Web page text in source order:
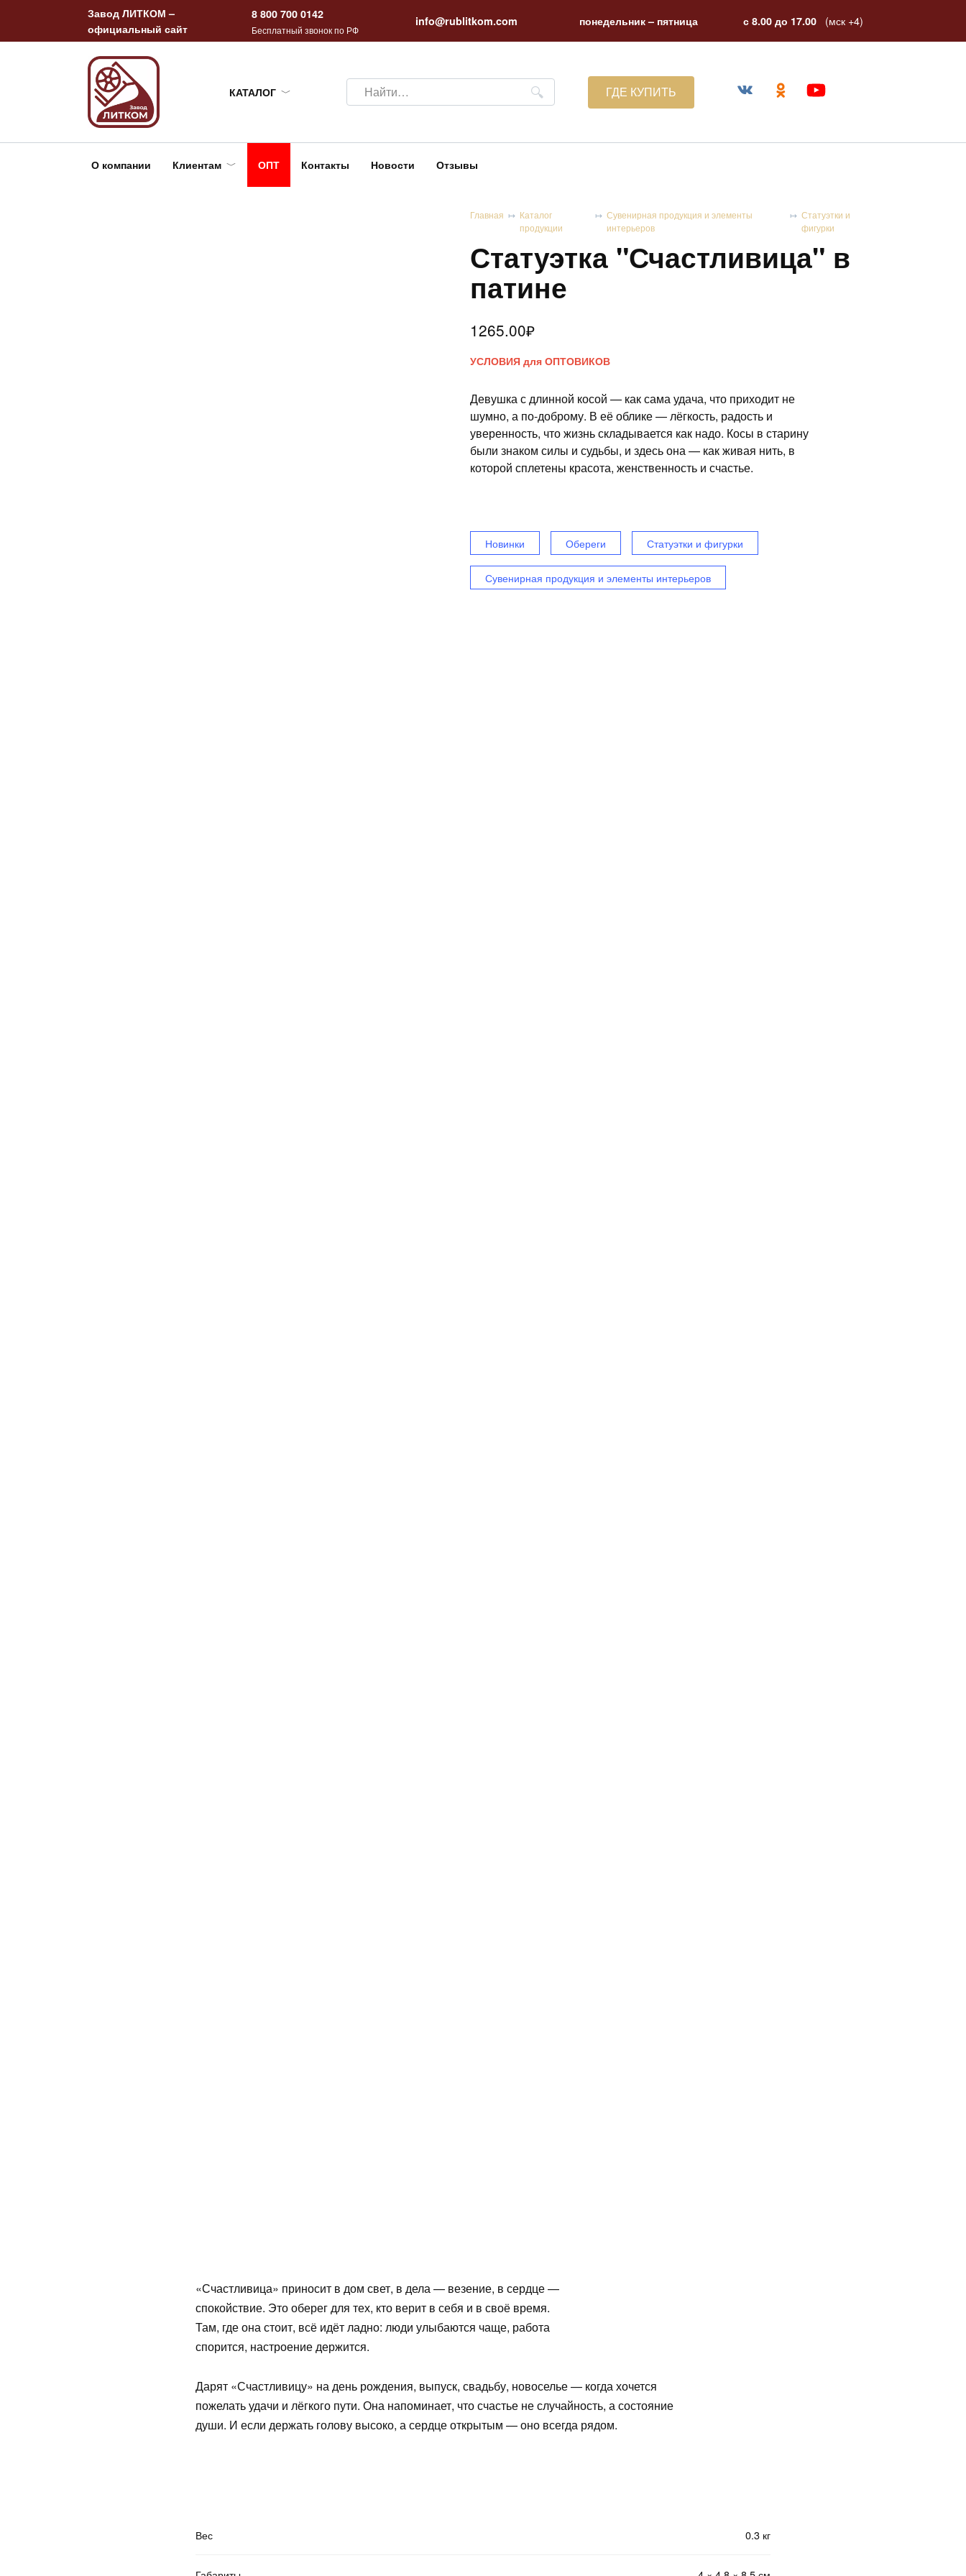
содержанию
Завод ЛИТКОМ –
официальный сайт
8 800 700 0142
Бесплатный звонок по РФ
info@rublitkom.com понедельник – пятница с 8.00 до 17.00 (мск +4)
КАТАЛОГ
Search
for:
ГДЕ КУПИТЬ
О компании Клиентам ОПТ Контакты Новости Отзывы
Главная
Каталог
продукции
Сувенирная продукция и элементы
интерьеров
Статуэтки и
фигурки
Статуэтка "Счастливица" в
патине
1265.00₽
УСЛОВИЯ для ОПТОВИКОВ
Девушка с длинной косой — как сама удача, что приходит не
шумно, а по-доброму. В её облике — лёгкость, радость и
уверенность, что жизнь складывается как надо. Косы в старину
были знаком силы и судьбы, и здесь она — как живая нить, в
которой сплетены красота, женственность и счастье.
Новинки Обереги Статуэтки и фигурки
Сувенирная продукция и элементы интерьеров
«Счастливица» приносит в дом свет, в дела — везение, в сердце —
спокойствие. Это оберег для тех, кто верит в себя и в своё время.
Там, где она стоит, всё идёт ладно: люди улыбаются чаще, работа
спорится, настроение держится.
Дарят «Счастливицу» на день рождения, выпуск, свадьбу, новоселье — когда хочется
пожелать удачи и лёгкого пути. Она напоминает, что счастье не случайность, а состояние
души. И если держать голову высоко, а сердце открытым — оно всегда рядом.
Вес 0.3 кг